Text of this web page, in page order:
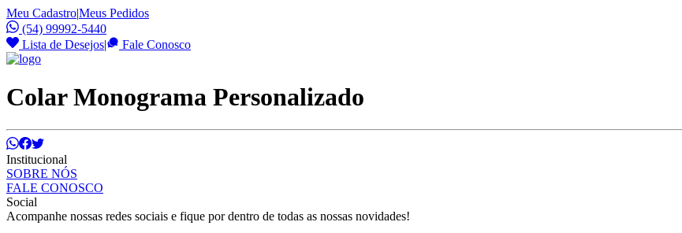
Meu Cadastro|Meus Pedidos
(54) 99992-5440
Lista de Desejos| Fale Conosco
Colar Monograma Personalizado
Institucional
SOBRE NÓS
FALE CONOSCO
Social
Acompanhe nossas redes sociais e fique por dentro de todas as nossas novidades!